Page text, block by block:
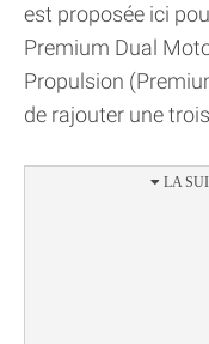
est proposée ici
Premium Dual
Propulsion
de rajouter une